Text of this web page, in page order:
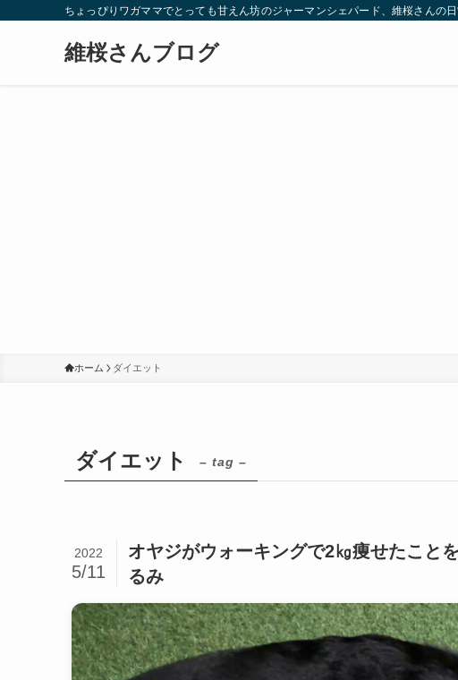
ちょっぴりワガママでとっても甘えん坊のジャーマンシェパード、維桜さんの
維桜さんブログ
ホーム ダイエット
ダイエット – tag –
オヤジがウォーキングで2㎏痩せたこと
るみ
2022
5/11